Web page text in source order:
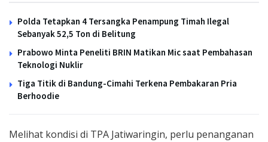
Polda Tetapkan 4 Tersangka Penampung Timah Ilegal
Sebanyak 52,5 Ton di Belitung
Prabowo Minta Peneliti BRIN Matikan Mic saat Pembahasan
Teknologi Nuklir
Tiga Titik di Bandung-Cimahi Terkena Pembakaran Pria
Berhoodie
Melihat kondisi di TPA Jatiwaringin, perlu penanganan